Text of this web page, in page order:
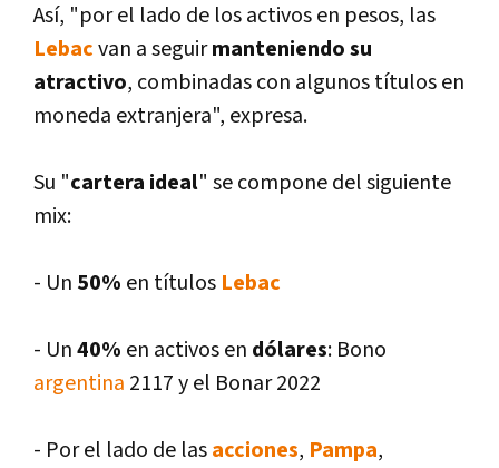
Así­, "por el lado de los activos en pesos, las
Lebacvan a seguirmanteniendo su
atractivo, combinadas con algunos tí­tulos en
moneda extranjera", expresa.
Su "cartera ideal" se compone del siguiente
mix:
- Un 50% en tí­tulos Lebac
- Un40% en activos en dólares: Bono
argentina 2117 y el Bonar 2022
- Por el lado de lasacciones, Pampa,